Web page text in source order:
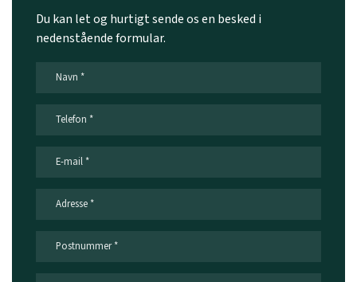
Du kan let og hurtigt sende os en besked i
nedenstående formular.